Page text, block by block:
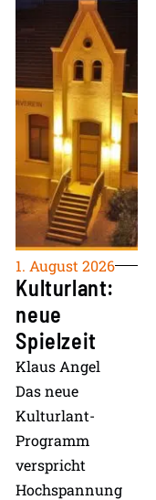
1. August 2026
Kulturlant:
neue
Spielzeit
Klaus Angel
Das neue
Kulturlant-
Programm
verspricht
Hochspannung